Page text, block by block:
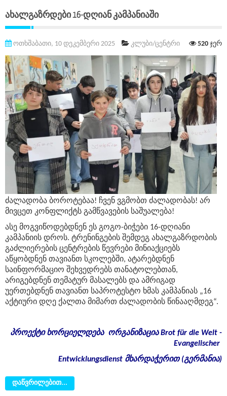
Ახალგაზრდები 16-Დღიან Კამპანიაში
ოთხშაბათი, 10 დეკემბერი 2025 კლუბი/ცენტრი 520 ჯერ
ძალადობა ბოროტებაა! ჩვენ ვგმობთ ძალადობას! არ
მივცეთ კონფლიქტს გამწვავების საშუალება!
ასე მოგვიწოდებდნენ ეს გოგო-ბიჭები 16-დღიანი
კამპანიის დროს. ტრენინგების შემდეგ ახალგაზრდობის
გაძლიერების ცენტრების წევრები მინიაქციებს
აწყობდნენ თავიანთ სკოლებში, ატარებდნენ
საინფორმაციო შეხვედრებს თანატოლებთან,
არიგებდნენ თემატურ მასალებს და ამრიგად
უერთებდნენ თავიანთ საპროტესტო ხმას კამპანიას „16
აქტიური დღე ქალთა მიმართ ძალადობის წინააღმდეგ“.
პროექტი ხორციელდება ორგანიზაციაBrot für die Welt -
Evangelischer
Entwicklungsdienst მხარდაჭერით(გერმანია)
დაწვრილებით...